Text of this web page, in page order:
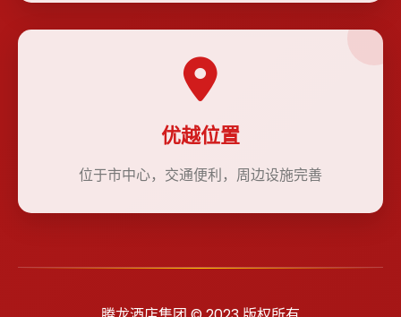
优越位置
位于市中心，交通便利，周边设施完善